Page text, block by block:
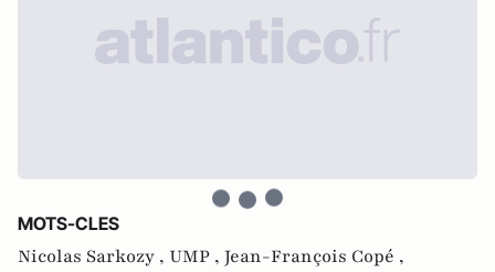
MOTS-CLES
Nicolas Sarkozy , UMP , Jean-François Copé ,